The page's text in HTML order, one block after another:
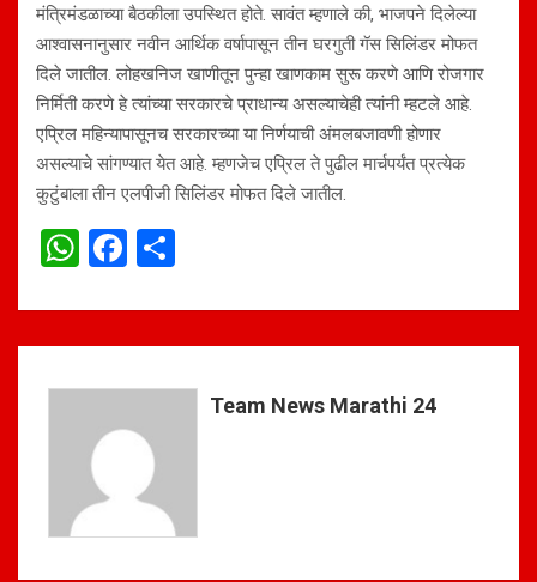
मंत्रिमंडळाच्या बैठकीला उपस्थित होते. सावंत म्हणाले की, भाजपने दिलेल्या
आश्वासनानुसार नवीन आर्थिक वर्षापासून तीन घरगुती गॅस सिलिंडर मोफत
दिले जातील. लोहखनिज खाणीतून पुन्हा खाणकाम सुरू करणे आणि रोजगार
निर्मिती करणे हे त्यांच्या सरकारचे प्राधान्य असल्याचेही त्यांनी म्हटले आहे.
एप्रिल महिन्यापासूनच सरकारच्या या निर्णयाची अंमलबजावणी होणार
असल्याचे सांगण्यात येत आहे. म्हणजेच एप्रिल ते पुढील मार्चपर्यंत प्रत्येक
कुटुंबाला तीन एलपीजी सिलिंडर मोफत दिले जातील.
W
at
A
p
p
F
ce
o
o
k
ar
Team News Marathi 24